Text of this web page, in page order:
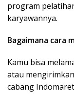
program
karyawannya.
Bagaimana cara
Kamu bisa
atau
cabang